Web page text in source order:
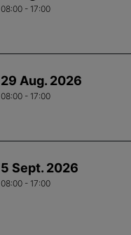
08:00 - 17:00
29 Aug. 2026
08:00 - 17:00
5 Sept. 2026
08:00 - 17:00